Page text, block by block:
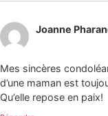
Joanne
Mes sincères
d’une maman est
Qu’elle repose en paix!